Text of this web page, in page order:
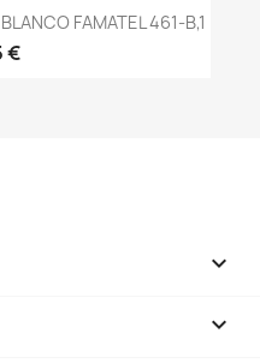
FAMATEL 461-B,1
€

